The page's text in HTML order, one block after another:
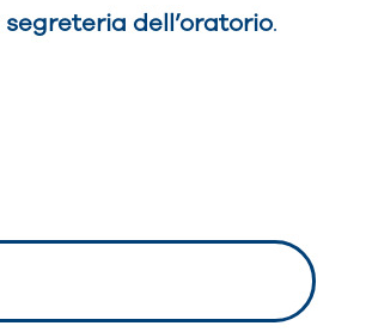
segreteria dell’oratorio.